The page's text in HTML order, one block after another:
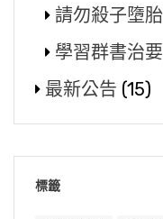
請勿殺子墮胎
學習群書治要
最新公告 (15)
標籤